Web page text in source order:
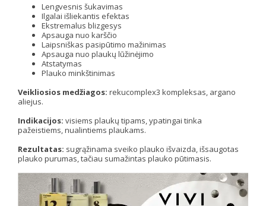
Lengvesnis šukavimas
Ilgalai išliekantis efektas
Ekstremalus blizgesys
Apsauga nuo karščio
Laipsniškas pasipūtimo mažinimas
Apsauga nuo plaukų lūžinėjimo
Atstatymas
Plauko minkštinimas
Veikliosios medžiagos: rekucomplex3 kompleksas, argano
aliejus.
Indikacijos: visiems plaukų tipams, ypatingai tinka
pažeistiems, nualintiems plaukams.
Rezultatas: sugrąžinama sveiko plauko išvaizda, išsaugotas
plauko purumas, tačiau sumažintas plauko pūtimasis.